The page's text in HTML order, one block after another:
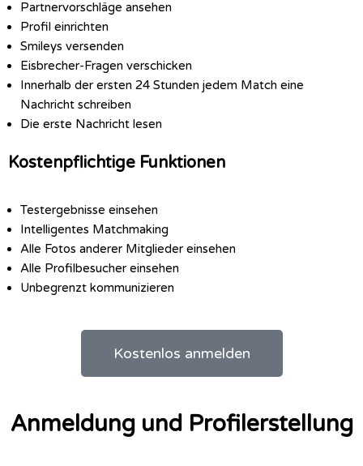
Partnervorschläge ansehen
Profil einrichten
Smileys versenden
Eisbrecher-Fragen verschicken
Innerhalb der ersten 24 Stunden jedem Match eine
Nachricht schreiben
Die erste Nachricht lesen
Kostenpflichtige Funktionen
Testergebnisse einsehen
Intelligentes Matchmaking
Alle Fotos anderer Mitglieder einsehen
Alle Profilbesucher einsehen
Unbegrenzt kommunizieren
Kostenlos anmelden
Anmeldung und Profilerstellung